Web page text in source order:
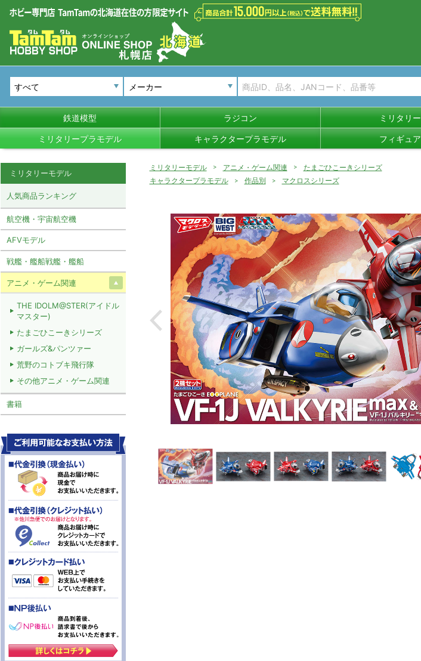
メーカー
鉄道模型 ラジコン ミリタリー
ミリタリープラモデル キャラクタープラモデル フィギュア
ミリタリーモデル アニメ・ゲーム関連
たまごひこーきシリーズ
キャラクタープラモデル
作品別 マクロスシリーズ
ミリタリーモデル
人気商品ランキング
航空機・宇宙航空機
AFVモデル
戦艦・艦船戦艦・艦船
アニメ・ゲーム関連
THE IDOLM@STER(アイドル
マスター)
たまごひこーきシリーズ
ガールズ&パンツァー
荒野のコトブキ飛行隊
その他アニメ・ゲーム関連
書籍